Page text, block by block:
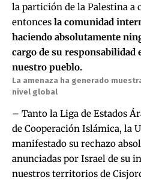
la partición de la Palestina a
entonces la comunidad
haciendo absolutamente
cargo de su
nuestro pueblo.
La amenaza ha generado
nivel global
– Tanto la Liga de Estados
de Cooperación Islámica, la
manifestado su rechazo
anunciadas por Israel de su
nuestros territorios de